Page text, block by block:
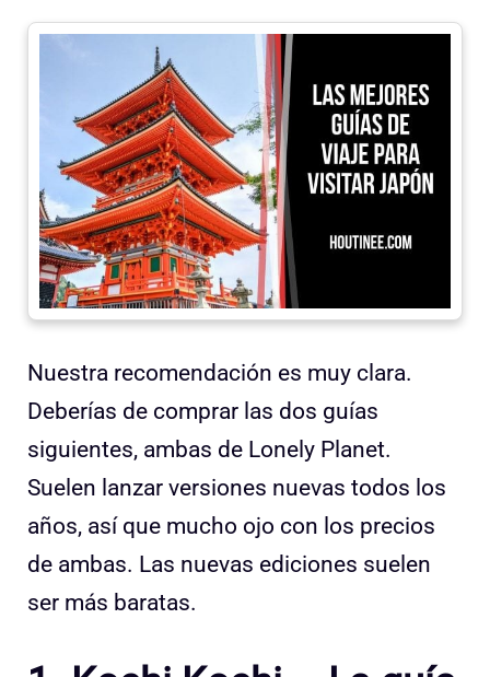
Nuestra recomendación es muy clara.
Deberías de comprar las dos guías
siguientes, ambas de Lonely Planet.
Suelen lanzar versiones nuevas todos los
años, así que mucho ojo con los precios
de ambas. Las nuevas ediciones suelen
ser más baratas.